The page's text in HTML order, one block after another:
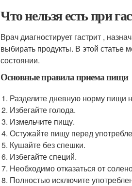
Что нельзя есть при
Врач диагностирует гастрит ,
выбирать продукты. В этой
состоянии.
Основные правила приема пищи
Разделите дневную норму пищи
Избегайте голода.
Измельчите пищу.
Остужайте пищу перед
Кушайте без спешки.
Избегайте специй.
Необходимо отказаться от
Полностью исключите